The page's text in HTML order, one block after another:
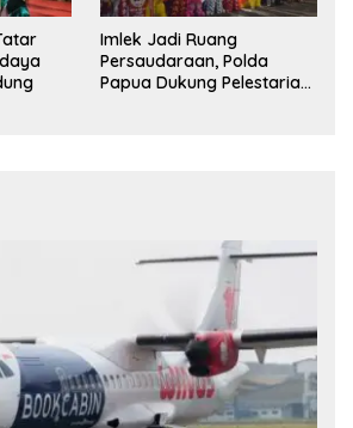
Imlek Jadi Ruang
Persaudaraan, Polda
Papua Dukung Pelestarian